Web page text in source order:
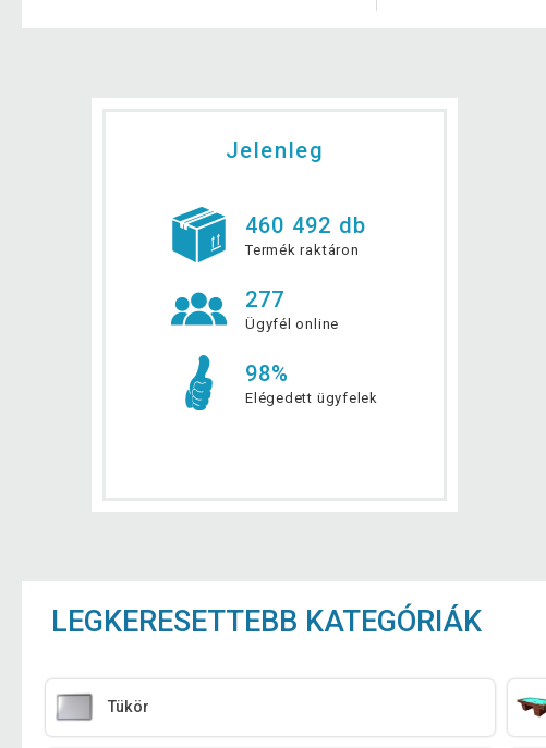
Jelenleg
460 492 db
Termék raktáron
277
Ügyfél online
98%
Elégedett ügyfelek
LEGKERESETTEBB KATEGÓRIÁK
Tükör